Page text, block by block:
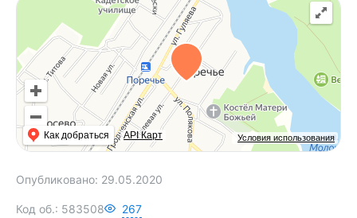
Условия использования
Как добраться API Карт
Опубликовано: 29.05.2020
Код об.: 583508 267